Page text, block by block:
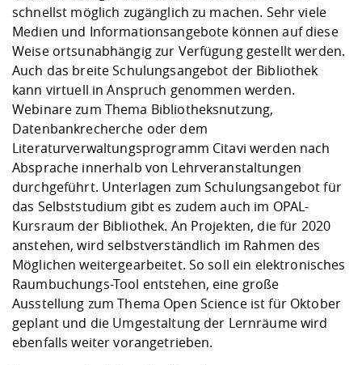
schnellst möglich zugänglich zu machen. Sehr viele
Medien und Informationsangebote können auf diese
Weise ortsunabhängig zur Verfügung gestellt werden.
Auch das breite Schulungsangebot der Bibliothek
kann virtuell in Anspruch genommen werden.
Webinare zum Thema Bibliotheksnutzung,
Datenbankrecherche oder dem
Literaturverwaltungsprogramm Citavi werden nach
Absprache innerhalb von Lehrveranstaltungen
durchgeführt. Unterlagen zum Schulungsangebot für
das Selbststudium gibt es zudem auch im OPAL-
Kursraum der Bibliothek. An Projekten, die für 2020
anstehen, wird selbstverständlich im Rahmen des
Möglichen weitergearbeitet. So soll ein elektronisches
Raumbuchungs-Tool entstehen, eine große
Ausstellung zum Thema Open Science ist für Oktober
geplant und die Umgestaltung der Lernräume wird
ebenfalls weiter vorangetrieben.